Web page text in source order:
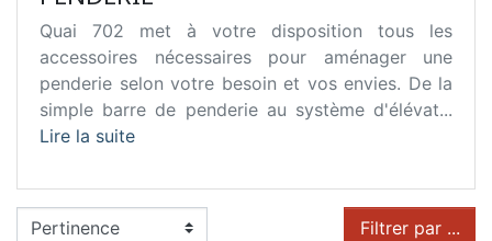
Quai 702 met à votre disposition tous les
accessoires nécessaires pour aménager une
penderie selon votre besoin et vos envies. De la
simple barre de penderie au système d'élévat...
Lire la suite
Filtrer par ...